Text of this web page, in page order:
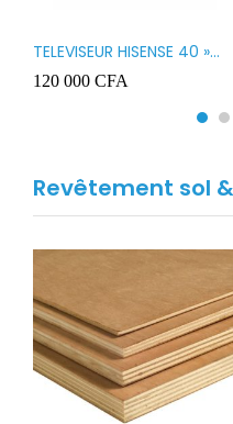
TELEVISEUR HISENSE 40 »
LED SMART VIDAA 40A4K
120 000 CFA
Revêtement sol